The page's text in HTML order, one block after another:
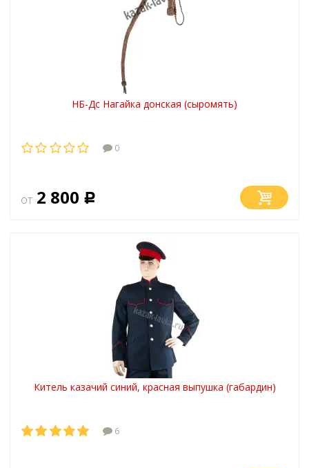
НБ-Дс Нагайка донская (сыромять)
0
от 2 800 Р
Китель казачий синий, красная выпушка (габардин)
6